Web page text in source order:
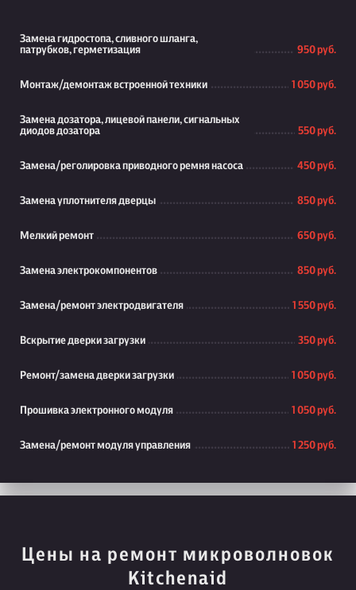
Замена гидростопа, сливного шланга,
патрубков, герметизация
950 руб.
Монтаж/демонтаж встроенной техники 1 050 руб.
Замена дозатора, лицевой панели, сигнальных
диодов дозатора
550 руб.
Замена/реголировка приводного ремня насоса 450 руб.
Замена уплотнителя дверцы 850 руб.
Мелкий ремонт 650 руб.
Замена электрокомпонентов 850 руб.
Замена/ремонт электродвигателя 1 550 руб.
Вскрытие дверки загрузки 350 руб.
Ремонт/замена дверки загрузки 1 050 руб.
Прошивка электронного модуля 1 050 руб.
Замена/ремонт модуля управления 1 250 руб.
Цены на ремонт микроволновок
Kitchenaid